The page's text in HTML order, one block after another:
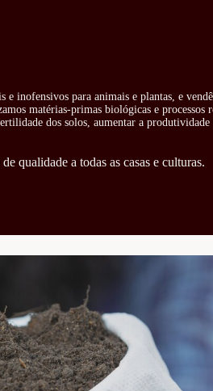
inofensivos para animais e plantas, e
matérias-primas biológicas e processos
dos solos, aumentar a
qualidade a todas as casas e culturas.